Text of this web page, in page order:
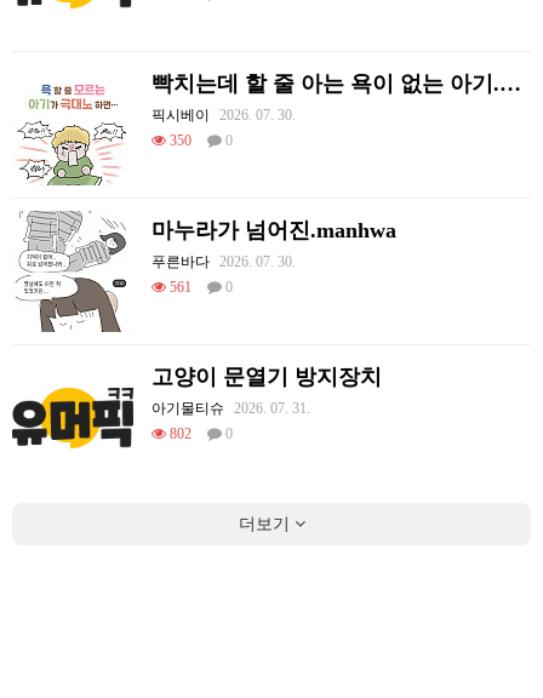
빡치는데 할 줄 아는 욕이 없는 아기.Manhwa
픽시베이
2026. 07. 30.
350
0
마누라가 넘어진.manhwa
푸른바다
2026. 07. 30.
561
0
고양이 문열기 방지장치
아기물티슈
2026. 07. 31.
802
0
더보기